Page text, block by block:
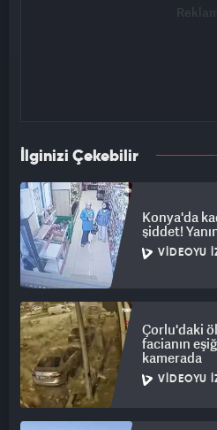
İlginizi Çekebilir
Konya'da
şiddet!
VIDEOYU
Çorlu'daki
facianın
kamerada
VIDEOYU